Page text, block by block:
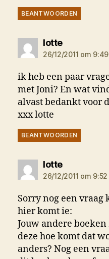
BEANTWOORDEN
lottezegt:
26/12/2011 om
ik heb een paar
met Joni? En wat
alvast bedankt voor
xxx lotte
BEANTWOORDEN
lottezegt:
26/12/2011 om
Sorry nog een
hier komt ie:
Jouw andere
deze hoe komt dat
anders? Nog een